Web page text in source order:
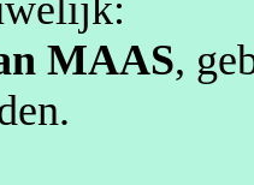
MAAS,
.